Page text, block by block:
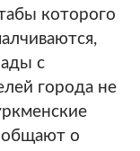
которого
с
города не
о